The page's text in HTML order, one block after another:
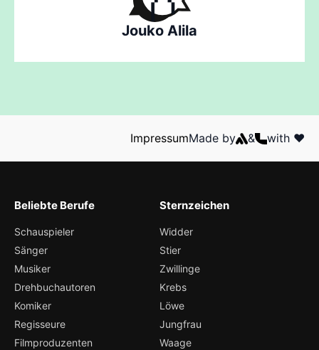
Jouko Alila
ImpressumMade by & with ❤️
Beliebte Berufe
Schauspieler
Sänger
Musiker
Drehbuchautoren
Komiker
Regisseure
Filmproduzenten
Sternzeichen
Widder
Stier
Zwillinge
Krebs
Löwe
Jungfrau
Waage